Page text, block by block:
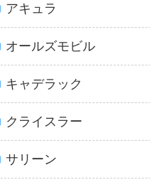
アキュラ
オールズモビル
キャデラック
クライスラー
サリーン